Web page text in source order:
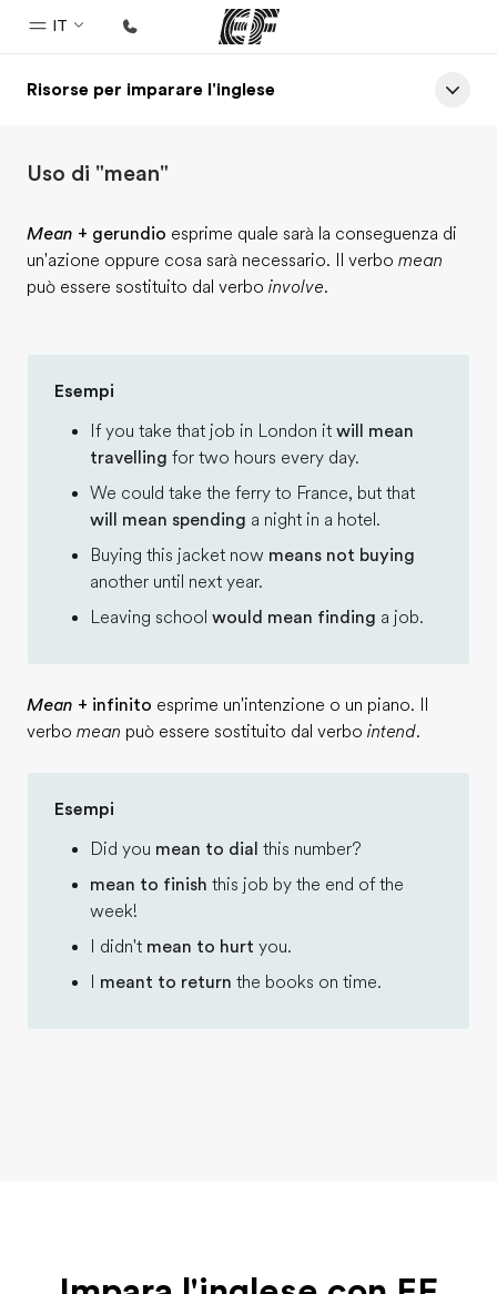
IT
Homepage
Programmi
Uffici
Trova l'ufficio più vicino
La nostra organizzazione
Carriera
Lavora con noi
Risorse per imparare l'inglese
Uso di "mean"
Mean + gerundio esprime quale sarà la conseguenza di
un'azione oppure cosa sarà necessario. Il verbo mean
può essere sostituito dal verbo involve.
Esempi
If you take that job in London it will mean
travelling for two hours every day.
We could take the ferry to France, but that
will mean spending a night in a hotel.
Buying this jacket now means not buying
another until next year.
Leaving school would mean finding a job.
Mean + infinito esprime un'intenzione o un piano. Il
verbo mean può essere sostituito dal verbo intend.
Esempi
Did you mean to dial this number?
mean to finish this job by the end of the
week!
I didn't mean to hurt you.
meant to return the books on time.